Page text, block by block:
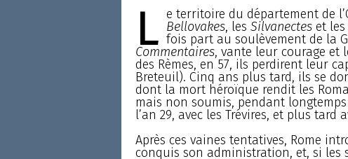
L e territoire du département de
Bellovakes, les Silvanecteset les
fois part au soulèvement de la
Commentaires, vante leur courage et
des Rèmes, en 57, ils perdirent leur
Breteuil). Cinq ans plus tard, ils se
dont la mort héroïque rendit les
mais non soumis, pendant
l’an 29, avec les Trévires, et plus tard
Après ces vaines tentatives, Rome
conquis son administration, et, si les